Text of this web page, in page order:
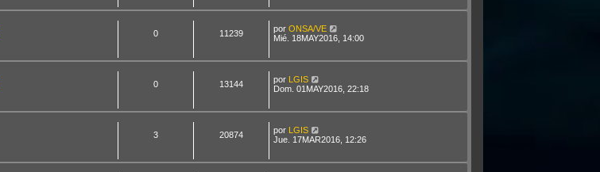
0 11239 por ONSA/VE
Mié. 18MAY2016, 14:00
0 13144 por LGIS
Dom. 01MAY2016, 22:18
3 20874 por LGIS
Jue. 17MAR2016, 12:26